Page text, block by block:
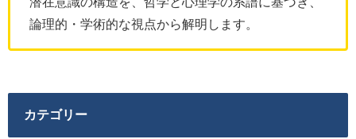
論理的・学術的な視点から解明します。
カテゴリー